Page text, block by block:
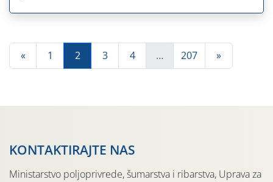
« 1 2 3 4 … 207 »
KONTAKTIRAJTE NAS
Ministarstvo poljoprivrede, šumarstva i ribarstva, Uprava za